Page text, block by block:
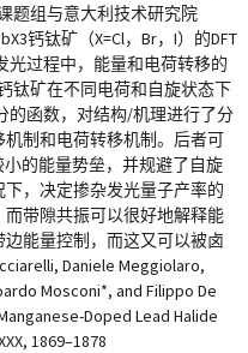
题组与意大利技术研究院
钙钛矿（X=Cl，Br，I）的DFT
光过程中，能量和电荷转移的
钛矿在不同电荷和自旋状态下
的函数，对结构/机理进行了分
制和电荷转移机制。后者可
小的能量势垒，并规避了自旋
，决定掺杂发光量子产率的
带隙共振可以很好地解释能
能量控制，而这又可以被卤
Daniele Meggiolaro,
Mosconi*, and Filippo De
Doped Lead Halide
1869–1878